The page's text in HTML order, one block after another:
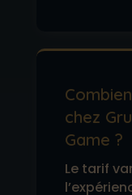
chez
Game ?
Le tarif